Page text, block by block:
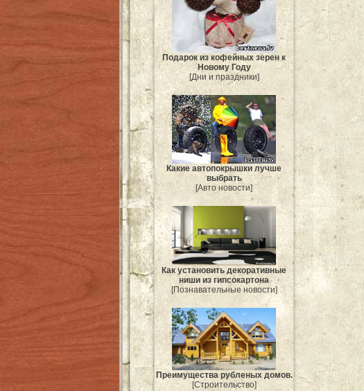
Подарок из кофейных зерен к
Новому Году
[Дни и праздники]
Какие автопокрышки лучше
выбрать
[Авто новости]
Как установить декоративные
ниши из гипсокартона
[Познавательные новости]
Преимущества рубленых домов.
[Строительство]